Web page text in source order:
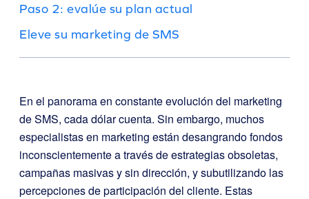
Paso 2: evalúe su plan actual
Eleve su marketing de SMS
En el panorama en constante evolución del marketing
de SMS, cada dólar cuenta. Sin embargo, muchos
especialistas en marketing están desangrando fondos
inconscientemente a través de estrategias obsoletas,
campañas masivas y sin dirección, y subutilizando las
percepciones de participación del cliente. Estas